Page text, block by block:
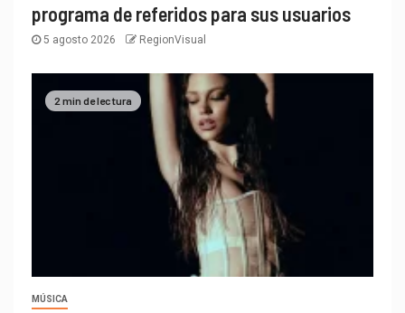
programa de referidos para sus usuarios
5 agosto 2026 RegionVisual
2 min de lectura
MÚSICA